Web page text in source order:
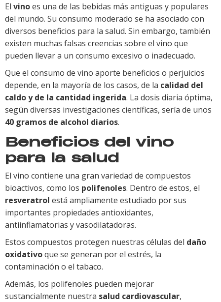
El vinoes una de las bebidas más antiguas y populares
del mundo. Su consumo moderado se ha asociado con
diversos beneficios para la salud. Sin embargo, también
existen muchas falsas creencias sobre el vino que
pueden llevar a un consumo excesivo o inadecuado.
Que el consumo de vino aporte beneficios o perjuicios
depende, en la mayoría de los casos, de la calidad del
caldo y de la cantidad ingerida. La dosis diaria óptima,
según diversas investigaciones científicas, sería de unos
40 gramos de alcohol diarios.
Beneficios del vino
para la salud
El vino contiene una gran variedad de compuestos
bioactivos, como los polifenoles. Dentro de estos, el
resveratrol está ampliamente estudiado por sus
importantes propiedades antioxidantes,
antiinflamatorias y vasodilatadoras.
Estos compuestos protegen nuestras células del daño
oxidativoque se generan por el estrés, la
contaminación o el tabaco.
Además, los polifenoles pueden mejorar
sustancialmente nuestra salud cardiovascular,